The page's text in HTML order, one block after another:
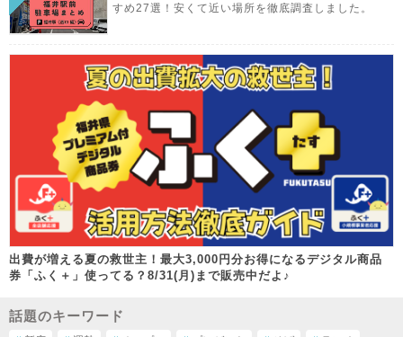
すめ27選！安くて近い場所を徹底調査しました。
出費が増える夏の救世主！最大3,000円分お得になるデジタル商品
券「ふく＋」使ってる？8/31(月)まで販売中だよ♪
話題のキーワード